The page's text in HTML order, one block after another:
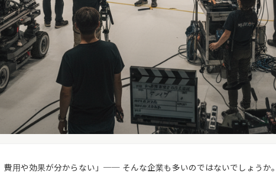
費用や効果が分からない」── そんな企業も多いのではないでしょうか